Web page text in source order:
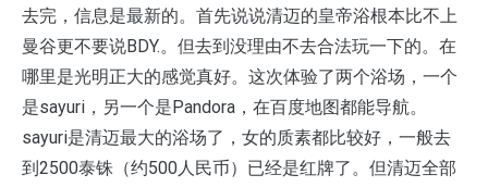
去完，信息是最新的。首先说说清迈的皇帝浴根本比不上
曼谷更不要说BDY.。但去到没理由不去合法玩一下的。在
哪里是光明正大的感觉真好。这次体验了两个浴场，一个
是sayuri，另一个是Pandora，在百度地图都能导航。
sayuri是清迈最大的浴场了，女的质素都比较好，一般去
到2500泰铢（约500人民币）已经是红牌了。但清迈全部